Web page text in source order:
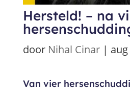
Hersteld! – na
door Nihal Cinar|
Van vier